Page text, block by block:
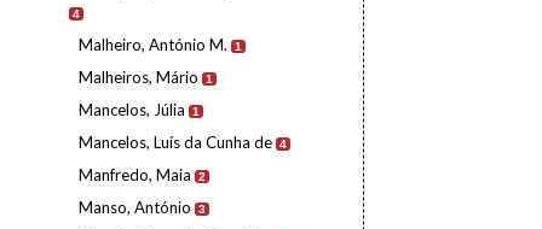
4
Malheiro, António M. 1
Malheiros, Mário 1
Mancelos, Júlia 1
Mancelos, Luís da Cunha de 4
Manfredo, Maia 2
Manso, António 3